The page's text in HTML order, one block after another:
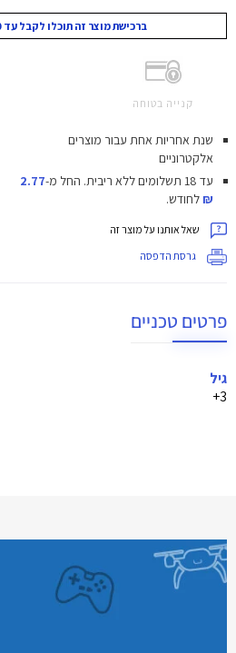
ברכישת מוצר זה תוכלו לקבל עד 50 נקודות מועדון!
קנייה בטוחה
שנת אחריות אחת עבור מוצרים
אלקטרוניים
עד 18 תשלומים ללא ריבית.
החל מ-2.77
₪לחודש.
שאל אותנו על מוצר זה
גרסת הדפסה
פרטים טכניים
גיל
3+